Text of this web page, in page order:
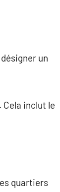
un
inclut le
quartiers